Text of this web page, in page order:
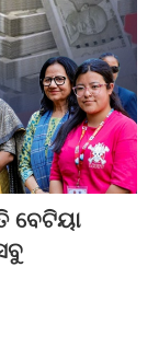
ବେଟିୟା